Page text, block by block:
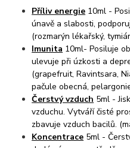
Příliv energie 10ml -
únavě a slabosti,
(rozmarýn lékařský,
Imunita 10ml- Posiluje
ulevuje při úzkosti a
(grapefruit, Ravintsara,
pačule obecná,
Čerstvý vzduch 5ml -
vzduchu. Vytváří čisté
zbavuje vzduch bacilů.
Koncentrace 5ml -